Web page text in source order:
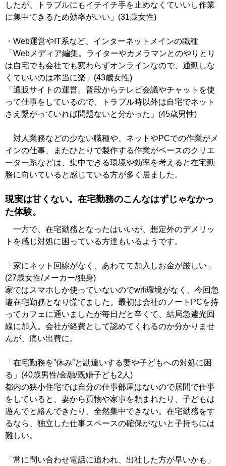
したが、トラブルにもイチイチ手を止めなくていいし作業
に集中できるため効率がいい」(31歳女性)
・Web運営やIT系など、インターネットメインの職種
「Webメディア編集。ライターやカメラマンとのやりとり
は自宅でも会社でも変わらずオンラインなので、通勤しな
くていいのは本当に楽」(43歳女性)
「通販サイトの運営。普段からテレビ会議やチャットを使
って仕事をしているので、トラブル時以外は自宅でネット
さえ繋がっていれば問題ないと分かった」(45歳男性)
対人業務などの少ない職種や、ネットやPCでの作業がメ
インの仕事、またひとりで製作する作業がベースのクリエ
ーター系などは、集中できる環境や効率を考えると在宅勤
務に向いていると感じている方が多く居ました。
現実は甘くない。在宅勤務のこんなはずじゃなかっ
た体験。
一方で、在宅勤務となったはいいが、想定外のデメリッ
トを感じ対処に困っている方達もいるようです。
「家にネット回線がなく、あわてて加入しお金が厳しい」
(27歳女性/メーカー/独身)
家ではスマホしか使っていないのでwifi環境がなく、今回急
遽在宅勤務となり慌てました。最初は会社のノートPCを持
ってカフェに通いましたが毎日だと辛くて、結局急遽光回
線に加入。会社が経費として認めてくれるのか分かりませ
んが、痛い出費に。
「在宅勤務を”休み”と勘違いする妻や子どもへの対処に困
る」(40歳男性/金融/既婚子ども2人)
都内の狭小住宅では自分の仕事部屋はないので居間で仕事
をしていると、妻から買物や家事を頼まれたり、子どもは
遊んでと絡んできたり、全然集中できない。在宅勤務をす
るなら、独立した仕事スペースの確保がないと子持ちには
難しい。
「常に問い合わせ電話に追われ、出社した方が早いかも」